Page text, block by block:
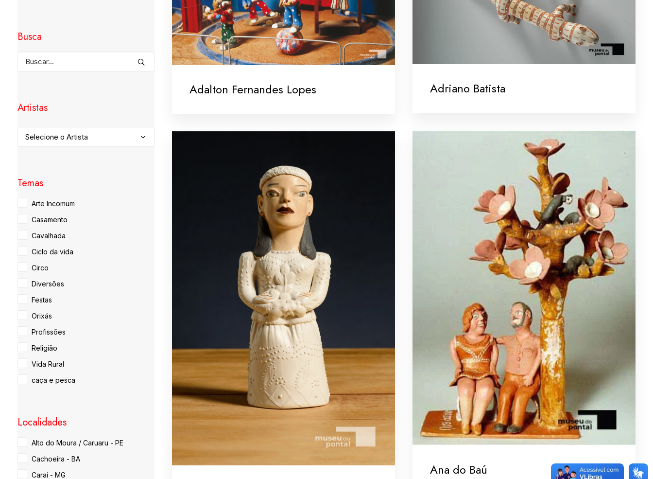
Busca
Artistas
Temas
Arte Incomum
Casamento
Cavalhada
Ciclo da vida
Circo
Diversões
Festas
Orixás
Profissões
Religião
Vida Rural
caça e pesca
Localidades
Alto do Moura / Caruaru - PE
Cachoeira - BA
Caraí - MG
Adalton Fernandes Lopes Adriano Batista
Ana do Baú